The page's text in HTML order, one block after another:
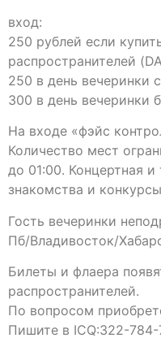
вход:
250 рублей если
распространителей
250 в день вечеринки
300 в день вечеринки
На входе «фэйс
Количество мест
до 01:00. Концертная
знакомства и
Гость вечеринки
Пб/Владивосток/
Билеты и флаера
распространителей.
По вопросом
Пишите в ICQ:322-784-